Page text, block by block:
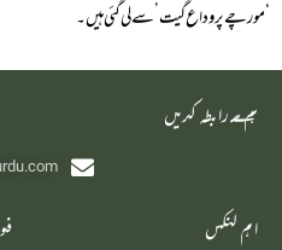
‘مورچے پر وداع گیت’ سے لی گئی ہیں۔
‫ہم سے رابطہ کریں
اہم لنکس